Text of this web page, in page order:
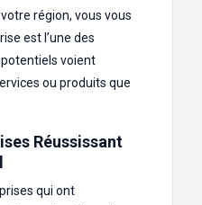
région, vous vous
est l’une des
voient
ou produits que
Réussissant
qui ont